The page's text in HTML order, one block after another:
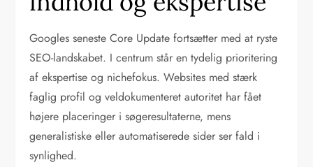
Googles seneste Core Update fortsætter med at ryste
SEO-landskabet. I centrum står en tydelig prioritering
af ekspertise og nichefokus. Websites med stærk
faglig profil og veldokumenteret autoritet har fået
højere placeringer i søgeresultaterne, mens
generalistiske eller automatiserede sider ser fald i
synlighed.